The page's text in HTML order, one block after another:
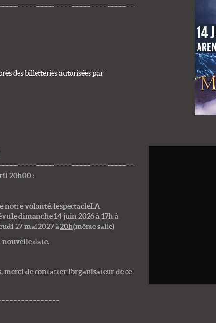
des billetteries autorisées par
20h00 :
notre volonté, le spectacle LA
le dimanche 14 juin 2026 à 17h à
27 mai 2027 à20h(même salle)
nouvelle date.
de contacter l'organisateur de ce